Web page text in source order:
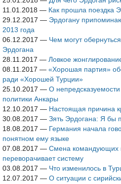
11.01.2018 — Как прошла поездка
29.12.2017 — Эрдогану
2013 года
06.12.2017 — Чем могут
Эрдогана
28.11.2017 — Ловкое
08.11.2017 — «Хорошая партия»
ради «Хорошей Турции»
25.10.2017 — О
политики Анкары
12.10.2017 — Настоящая причина
30.08.2017 — Зять Эрдогана: Я бы
18.08.2017 — Германия начала
понятном ему языке
07.08.2017 — Смена командующих
переворачивает систему
03.08.2017 — Что изменилось в
12.07.2017 — О ситуации с